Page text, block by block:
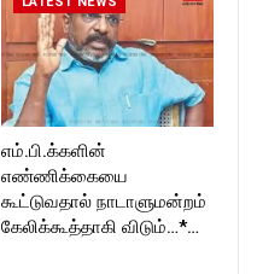
எம்.பி.க்களின்
எண்ணிக்கையை
கூட்டுவதால் நாடாளுமன்றம்
கேலிக்கூத்தாகி விடும்…*…